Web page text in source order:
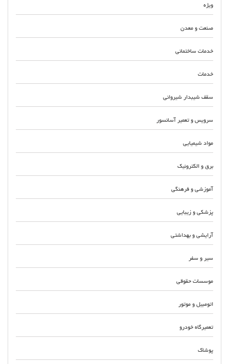
ویژه
صنعت و معدن
خدمات ساختمانی
خدمات
سقف شیبدار شیروانی
سرویس و تعمیر آسانسور
مواد شیمیایی
برق و الکترونیک
آموزشی و فرهنگی
پزشکی و زیبایی
آرایشی و بهداشتی
سیر و سفر
موسسات حقوقی
اتومبیل و موتور
تعمیرگاه خودرو
پوشاک